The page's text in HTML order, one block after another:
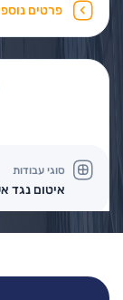
פרטים
סוגי עבודות
איטום נגד